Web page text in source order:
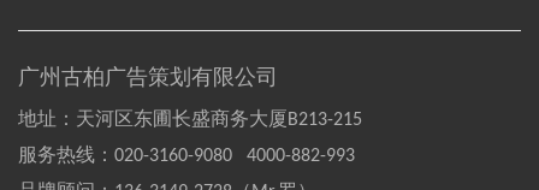
广州古柏广告策划有限公司
地址：天河区东圃长盛商务大厦B213-215
服务热线： 020-3160-9080 4000-882-993